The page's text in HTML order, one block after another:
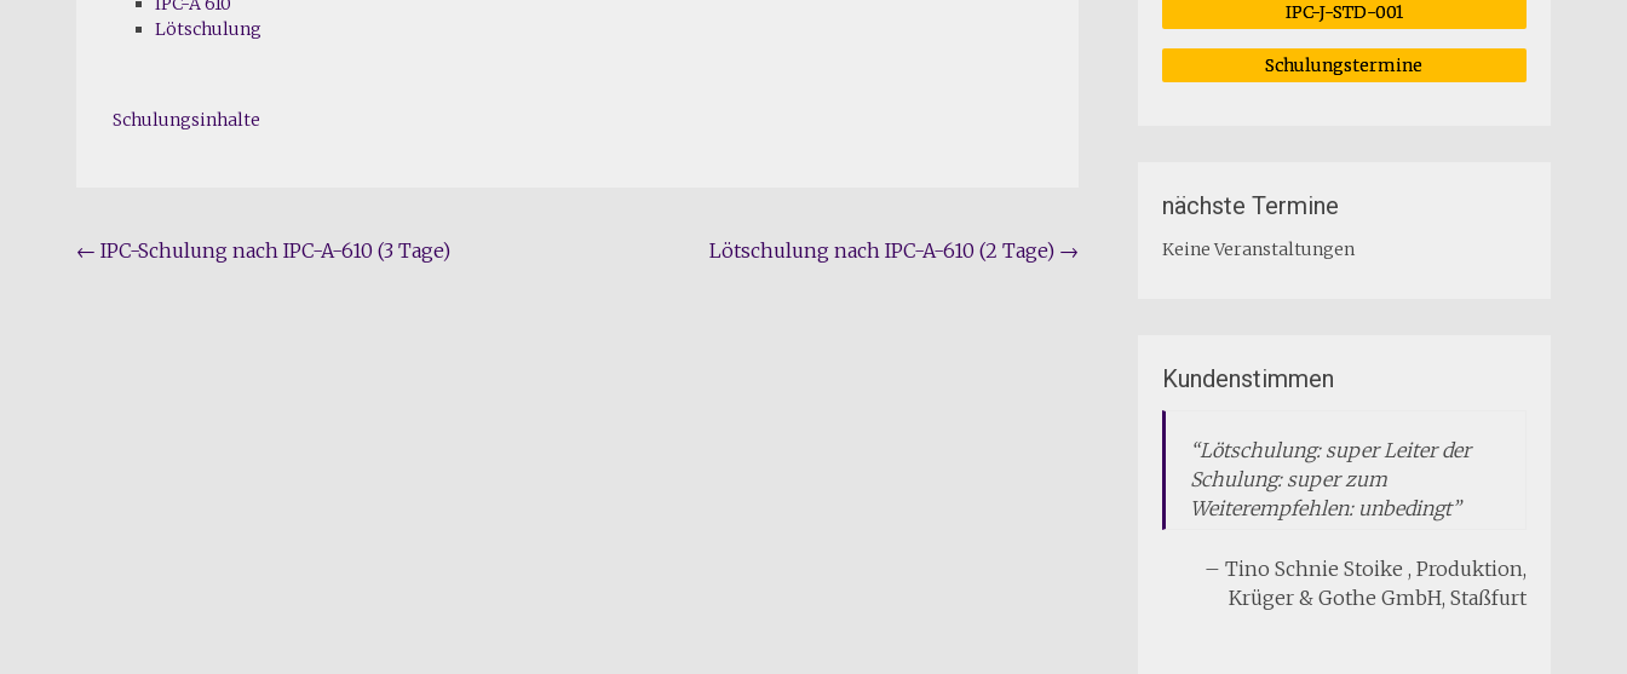
Lötschulung
Schulungsinhalte
Beitragsnavigation
← IPC-Schulung nach IPC-A-610 (3 Tage) Lötschulung nach IPC-A-610 (2 Tage) →
IPC-J-STD-001
Schulungstermine
nächste Termine
Keine Veranstaltungen
Kundenstimmen
Lötschulung: super Leiter der
Schulung: super zum
Weiterempfehlen: unbedingt
Tino Schnie Stoike Produktion
Krüger & Gothe GmbH Staßfurt